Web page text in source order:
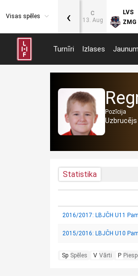
Visas spēles
C
13. Aug
LVS
ZMG
‹
Turnīri Izlases
Pozīcija
Uzbrucējs
Statistika
2016/2017: LBJČH U11
2015/2016: LBJČH U10
Sp Spēles V Vārti P